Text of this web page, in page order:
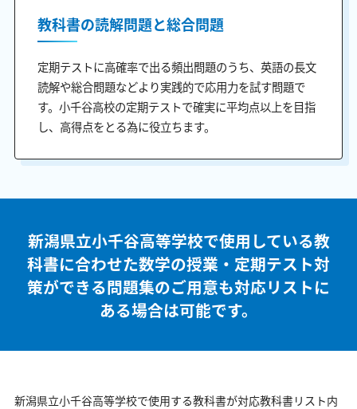
教科書の読解問題と総合問題
定期テストに高確率で出る頻出問題のうち、英語の長文
読解や総合問題などより実践的で応用力を試す問題で
す。小千谷高校の定期テストで確実に平均点以上を目指
し、高得点をとる為に役立ちます。
新潟県立小千谷高等学校で使用している教
科書に合わせた数学の授業・定期テスト対
策ができる問題集のご用意も対応リストに
ある場合は可能です。
新潟県立小千谷高等学校で使用する教科書が対応教科書リスト内